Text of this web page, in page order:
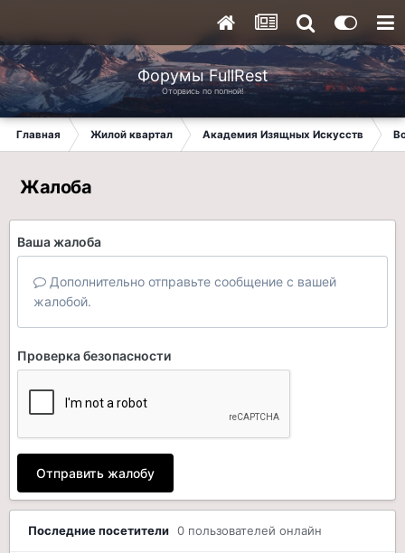
Форумы FullRest
Оторвись по полной!
Главная Жилой квартал Академия Изящных Искусств
Жалоба
Ваша жалоба
Дополнительно отправьте сообщение с вашей
жалобой.
Проверка безопасности
Отправить жалобу
Последние посетители 0 пользователей онлайн